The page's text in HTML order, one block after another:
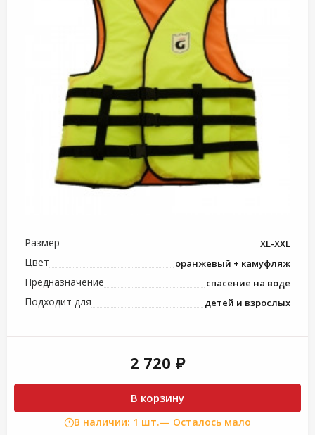
Размер XL-XXL
Цвет оранжевый + камуфляж
Предназначение спасение на воде
Подходит для детей и взрослых
2 720 ₽
В корзину
В наличии: 1 шт.— Осталось мало